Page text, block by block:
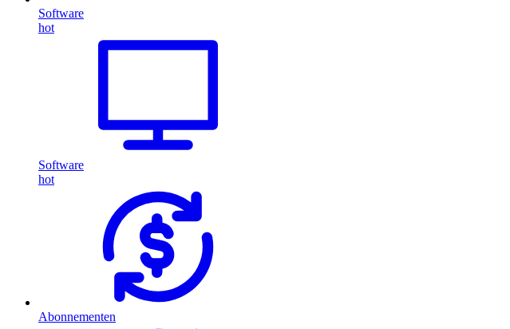
Software
hot
Software
hot
Abonnementen